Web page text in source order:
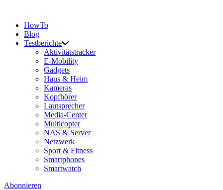
HowTo
Blog
Testberichte
Aktivitätstracker
E-Mobility
Gadgets
Haus & Heim
Kameras
Kopfhörer
Lautsprecher
Media-Center
Multicopter
NAS & Server
Netzwerk
Sport & Fitness
Smartphones
Smartwatch
Abonnieren